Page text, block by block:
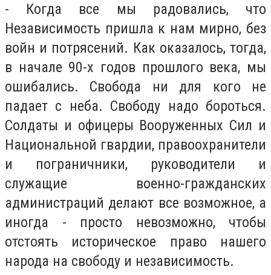
- Когда все мы радовались, что
Независимость пришла к нам мирно, без
войн и потрясений. Как оказалось, тогда,
в начале 90-х годов прошлого века, мы
ошибались. Свобода ни для кого не
падает с неба. Свободу надо бороться.
Солдаты и офицеры Вооруженных Сил и
Национальной гвардии, правоохранители
и пограничники, руководители и
служащие военно-гражданских
администраций делают все возможное, а
иногда - просто невозможно, чтобы
отстоять историческое право нашего
народа на свободу и независимость.